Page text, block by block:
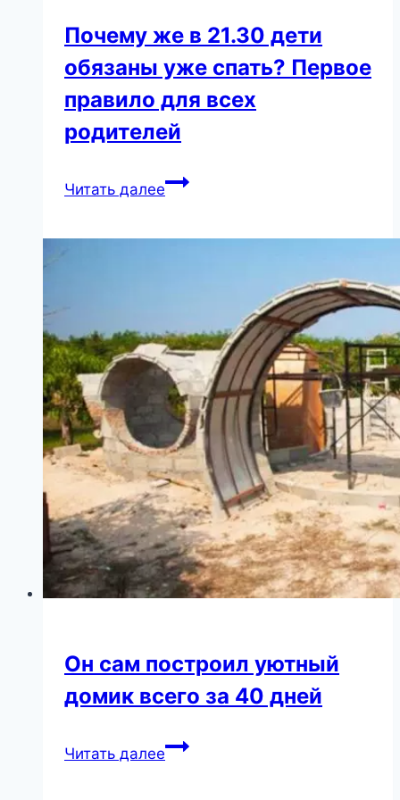
Почему же в 21.30 дети
обязаны уже спать? Первое
правило для всех
родителей
Читать далееПочему
спать?
Первое
правило
для
всех
родителей
Он сам построил уютный
домик всего за 40 дней
Читать далееОн